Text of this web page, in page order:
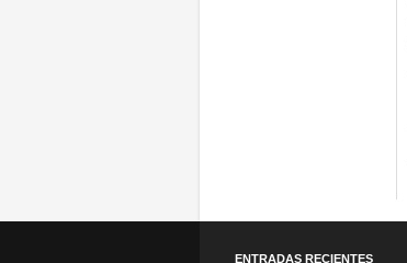
ENTRADAS RECIENTES